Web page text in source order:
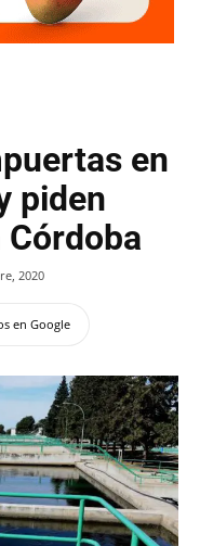
en
piden
2020
en Google